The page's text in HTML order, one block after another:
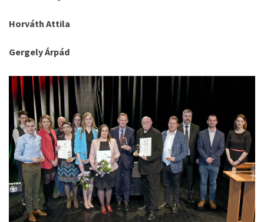
Horváth Attila
Gergely Árpád